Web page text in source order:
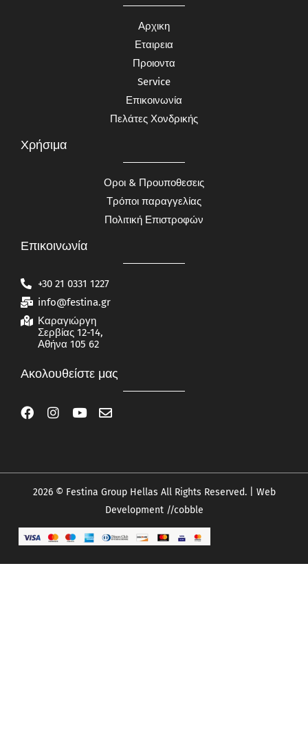
Αρχικη
Εταιρεια
Προιοντα
Service
Επικοινωνία
Πελάτες Χονδρικής
Χρήσιμα
Οροι & Προυποθεσεις
Τρόποι παραγγελίας
Πολιτική Επιστροφών
Επικοινωνία
+30 21 0331 1227
info@festina.gr
Καραγιώργη
Σερβίας 12-14,
Αθήνα 105 62
Ακολουθείστε μας
2026 © Festina Group Hellas All Rights Reserved. | Web
Development//cobble